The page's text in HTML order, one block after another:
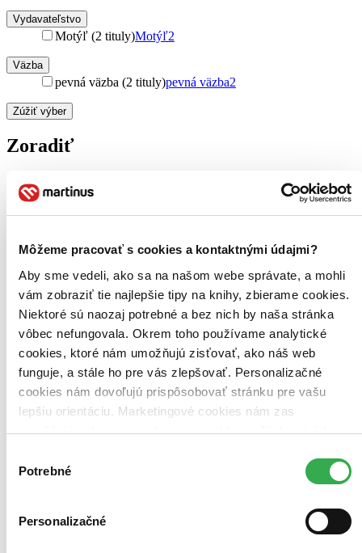
Môžeme pracovať s cookies a kontaktnými údajmi?
Aby sme vedeli, ako sa na našom webe správate, a mohli
vám zobraziť tie najlepšie tipy na knihy, zbierame cookies.
Niektoré sú naozaj potrebné a bez nich by naša stránka
vôbec nefungovala. Okrem toho používame analytické
cookies, ktoré nám umožňujú zisťovať, ako náš web
funguje, a stále ho pre vás zlepšovať. Personalizačné
cookies nám dovoľujú prispôsobovať stránku pre vašu
lepšiu orientáciu. Marketingové cookies nám zas
umožňujú zobrazenie relevantnej reklamy. Niektoré údaje
keby sme mohli používať všetky tieto cookies. Ďakujeme!
súhlasu
Potrebné
Personalizačné
Vydavateľstvo
Motýľ (2 tituly)Motýľ2
Väzba
pevná väzba (2 tituly)pevná väzba2
Zúžiť výber
Zoradiť
Novinky
Najlacnejšie
Najvyššia zľava
Použité filtre
Zrušiť filtre
dostupné